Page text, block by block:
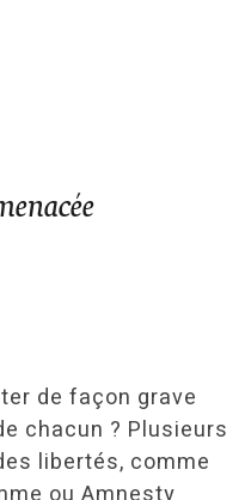
de façon grave
chacun ? Plusieurs
libertés, comme